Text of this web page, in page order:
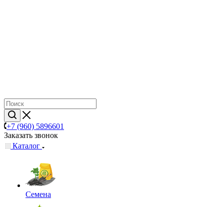
+7 (960) 5896601
Заказать звонок
Каталог
Семена